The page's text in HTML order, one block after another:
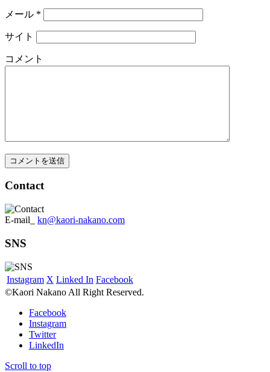
メール *
サイト
コメント
Contact
E-mail_ kn@kaori-nakano.com
SNS
Instagram X Linked In Facebook
©Kaori Nakano All Right Reserved.
Facebook
Instagram
Twitter
LinkedIn
Scroll to top